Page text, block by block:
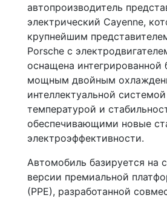
автопроизводитель
электрический Cayenne,
крупнейшим
Porsche с
оснащена интегрированной
мощным двойным
интеллектуальной
температурой и
обеспечивающими новые
электроэффективности.
Автомобиль базируется на
версии премиальной
(PPE), разработанной